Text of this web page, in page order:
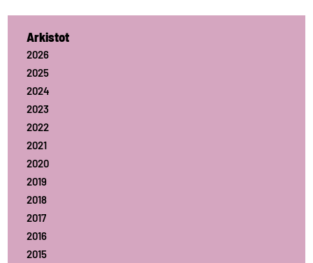
Arkistot
2026
2025
2024
2023
2022
2021
2020
2019
2018
2017
2016
2015